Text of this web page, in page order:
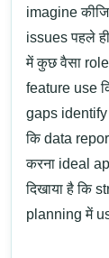
imagine
issues पहले
में कुछ वैसा
feature use
gaps identify
कि data
करना ideal
दिखाया है कि
planning में